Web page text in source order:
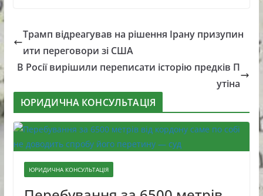
Трамп відреагував на рішення Ірану призупин
ити переговори зі США
В Росії вирішили переписати історію предків П
утіна
ЮРИДИЧНА КОНСУЛЬТАЦІЯ
ЮРИДИЧНА КОНСУЛЬТАЦІЯ